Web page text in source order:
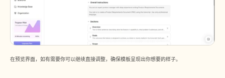
在预览界面，如有需要你可以继续直接调整，确保模板呈现出你想要的样子。